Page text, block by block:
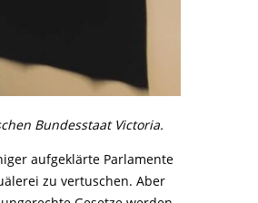
Bundesstaat Victoria.
aufgeklärte Parlamente
zu vertuschen. Aber